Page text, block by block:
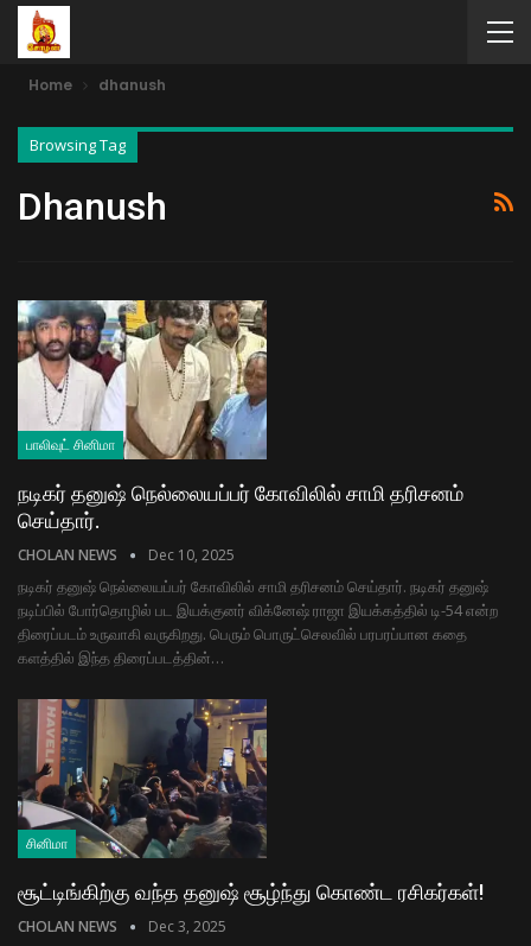
Home dhanush
Browsing Tag
Dhanush
பாலிவுட் சினிமா
நடிகர் தனுஷ் நெல்லையப்பர் கோவிலில் சாமி தரிசனம்
செய்தார்.
CHOLAN NEWS Dec 10, 2025
நடிகர் தனுஷ் நெல்லையப்பர் கோவிலில் சாமி தரிசனம் செய்தார். நடிகர் தனுஷ்
நடிப்பில் போர்தொழில் பட இயக்குனர் விக்னேஷ் ராஜா இயக்கத்தில் டி-54 என்ற
திரைப்படம் உருவாகி வருகிறது. பெரும் பொருட்செலவில் பரபரப்பான கதை
களத்தில் இந்த திரைப்படத்தின்…
சினிமா
சூட்டிங்கிற்கு வந்த தனுஷ் சூழ்ந்து கொண்ட ரசிகர்கள்!
CHOLAN NEWS Dec 3, 2025